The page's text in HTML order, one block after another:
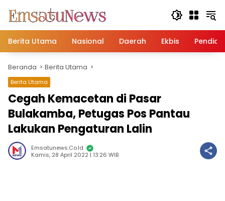
konten
Berita Utama
Nasional Daerah Ekbis
Beranda Berita Utama
Berita Utama
Cegah Kemacetan di Pasar
Bulakamba, Petugas Pos Pantau
Lakukan Pengaturan Lalin
Emsatunews.co.id
Kamis, 28 April 2022 | 13:26 WIB